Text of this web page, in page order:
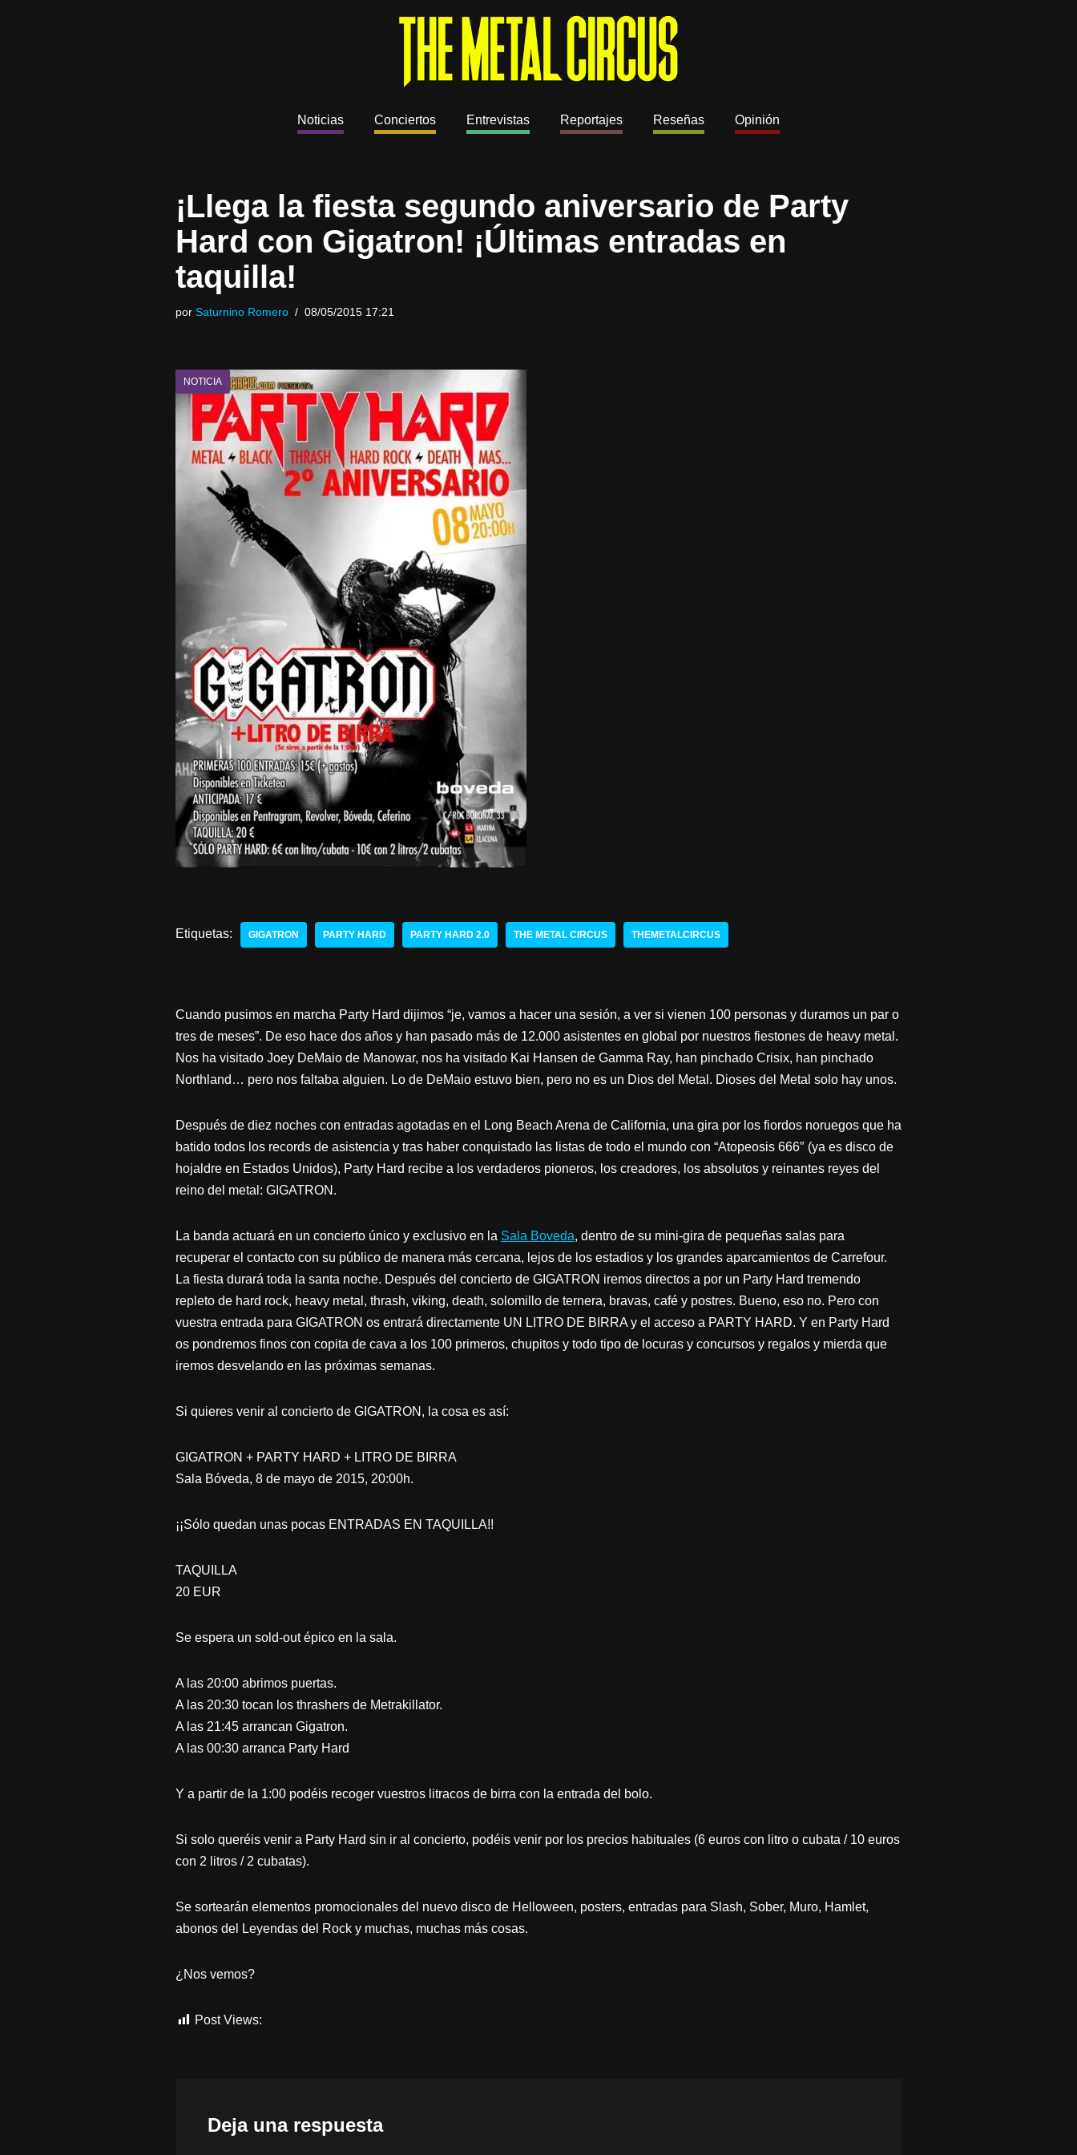
Noticias Conciertos Entrevistas Reportajes Reseñas Opinión
¡Llega la fiesta segundo aniversario de Party
Hard con Gigatron! ¡Últimas entradas en
taquilla!
por Saturnino Romero 08/05/2015 17:21
NOTICIA
Etiquetas: GIGATRON PARTY HARD PARTY HARD 2.0 THE METAL CIRCUS THEMETALCIRCUS
Cuando pusimos en marcha Party Hard dijimos “je, vamos a hacer una sesión, a ver si vienen 100 personas y duramos un par o
tres de meses”. De eso hace dos años y han pasado más de 12.000 asistentes en global por nuestros fiestones de heavy metal.
Nos ha visitado Joey DeMaio de Manowar, nos ha visitado Kai Hansen de Gamma Ray, han pinchado Crisix, han pinchado
Northland… pero nos faltaba alguien. Lo de DeMaio estuvo bien, pero no es un Dios del Metal. Dioses del Metal solo hay unos.
Después de diez noches con entradas agotadas en el Long Beach Arena de California, una gira por los fiordos noruegos que ha
batido todos los records de asistencia y tras haber conquistado las listas de todo el mundo con “Atopeosis 666″ (ya es disco de
hojaldre en Estados Unidos), Party Hard recibe a los verdaderos pioneros, los creadores, los absolutos y reinantes reyes del
reino del metal: GIGATRON.
La banda actuará en un concierto único y exclusivo en la Sala Boveda, dentro de su mini-gira de pequeñas salas para
recuperar el contacto con su público de manera más cercana, lejos de los estadios y los grandes aparcamientos de Carrefour.
La fiesta durará toda la santa noche. Después del concierto de GIGATRON iremos directos a por un Party Hard tremendo
repleto de hard rock, heavy metal, thrash, viking, death, solomillo de ternera, bravas, café y postres. Bueno, eso no. Pero con
vuestra entrada para GIGATRON os entrará directamente UN LITRO DE BIRRA y el acceso a PARTY HARD. Y en Party Hard
os pondremos finos con copita de cava a los 100 primeros, chupitos y todo tipo de locuras y concursos y regalos y mierda que
iremos desvelando en las próximas semanas.
Si quieres venir al concierto de GIGATRON, la cosa es así:
GIGATRON + PARTY HARD + LITRO DE BIRRA
Sala Bóveda, 8 de mayo de 2015, 20:00h.
¡¡Sólo quedan unas pocas ENTRADAS EN TAQUILLA!!
TAQUILLA
20 EUR
Se espera un sold-out épico en la sala.
A las 20:00 abrimos puertas.
A las 20:30 tocan los thrashers de Metrakillator.
A las 21:45 arrancan Gigatron.
A las 00:30 arranca Party Hard
Y a partir de la 1:00 podéis recoger vuestros litracos de birra con la entrada del bolo.
Si solo queréis venir a Party Hard sin ir al concierto, podéis venir por los precios habituales (6 euros con litro o cubata / 10 euros
con 2 litros / 2 cubatas).
Se sortearán elementos promocionales del nuevo disco de Helloween, posters, entradas para Slash, Sober, Muro, Hamlet,
abonos del Leyendas del Rock y muchas, muchas más cosas.
¿Nos vemos?
Post Views:
Deja una respuesta